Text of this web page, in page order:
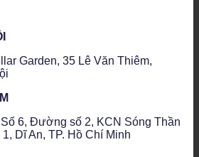
Garden, 35 Lê Văn Thiêm,
6, Đường số 2, KCN Sóng Thần
Dĩ An, TP. Hồ Chí Minh